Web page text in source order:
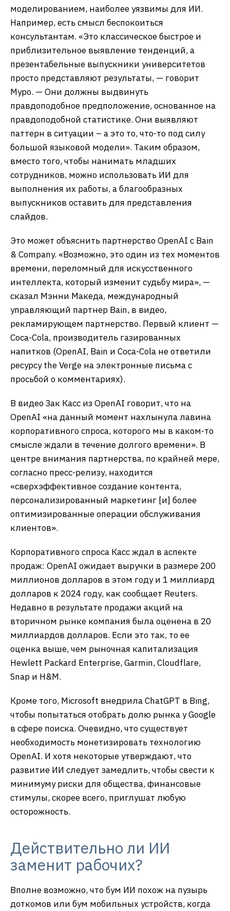
моделированием, наиболее уязвимы для ИИ.
Например, есть смысл беспокоиться
консультантам. «Это классическое быстрое и
приблизительное выявление тенденций, а
презентабельные выпускники университетов
просто представляют результаты, — говорит
Муро. — Они должны выдвинуть
правдоподобное предположение, основанное на
правдоподобной статистике. Они выявляют
паттерн в ситуации – а это то, что-то под силу
большой языковой модели». Таким образом,
вместо того, чтобы нанимать младших
сотрудников, можно использовать ИИ для
выполнения их работы, а благообразных
выпускников оставить для представления
слайдов.
Это может объяснить партнерство OpenAI с Bain
& Company. «Возможно, это один из тех моментов
времени, переломный для искусственного
интеллекта, который изменит судьбу мира», —
сказал Мэнни Македа, международный
управляющий партнер Bain, в видео,
рекламирующем партнерство. Первый клиент —
Coca-Cola, производитель газированных
напитков (OpenAI, Bain и Coca-Cola не ответили
ресурсу the Verge на электронные письма с
просьбой о комментариях).
В видео Зак Касс из OpenAI говорит, что на
OpenAI «на данный момент нахлынула лавина
корпоративного спроса, которого мы в каком-то
смысле ждали в течение долгого времени». В
центре внимания партнерства, по крайней мере,
согласно пресс-релизу, находится
«сверхэффективное создание контента,
персонализированный маркетинг [и] более
оптимизированные операции обслуживания
клиентов».
Корпоративного спроса Касс ждал в аспекте
продаж: OpenAI ожидает выручки в размере 200
миллионов долларов в этом году и 1 миллиард
долларов к 2024 году, как сообщает Reuters.
Недавно в результате продажи акций на
вторичном рынке компания была оценена в 20
миллиардов долларов. Если это так, то ее
оценка выше, чем рыночная капитализация
Hewlett Packard Enterprise, Garmin, Cloudflare,
Snap и H&M.
Кроме того, Microsoft внедрила ChatGPT в Bing,
чтобы попытаться отобрать долю рынка у Google
в сфере поиска. Очевидно, что существует
необходимость монетизировать технологию
OpenAI. И хотя некоторые утверждают, что
развитие ИИ следует замедлить, чтобы свести к
минимуму риски для общества, финансовые
стимулы, скорее всего, приглушат любую
осторожность.
Действительно ли ИИ
заменит рабочих?
Вполне возможно, что бум ИИ похож на пузырь
доткомов или бум мобильных устройств, когда